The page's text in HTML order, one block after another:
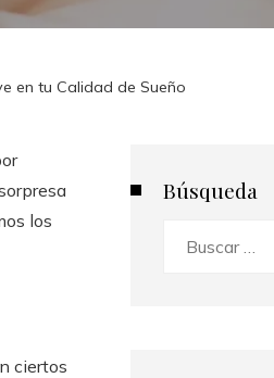
en tu Calidad de Sueño
los
ciertos
Búsqueda